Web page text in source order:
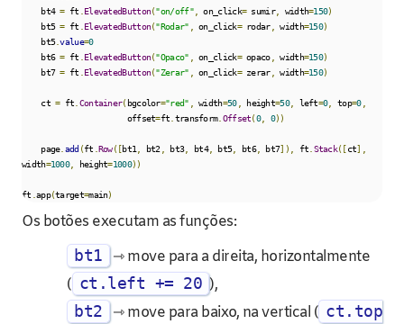
    bt4
= ft ElevatedButton("on/off", on_click= sumir, width=150)
    bt5
= ft ElevatedButton("Rodar" on_click= rodar, width=150)
    bt5
.value=0
    bt6
= ft ElevatedButton("Opaco" on_click= opaco, width=150)
    bt7
= ft ElevatedButton("Zerar" on_click= zerar, width=150)
    ct
= ft Container(bgcolor="red" width=50, height=50, left=0, top=0,
                      offset
=ft transform. Offset(0, 0))
    page
. add(ft Row([bt1 bt2 bt3, bt4, bt5, bt6, bt7]), ft Stack([ct],
width=1000, height=1000))
ft app(target=main)
Os botões executam as funções:
bt1
⇾ move para a direita, horizontalmente
( ct.left += 20 ),
bt2 ⇾ move para baixo, na vertical ( ct.top